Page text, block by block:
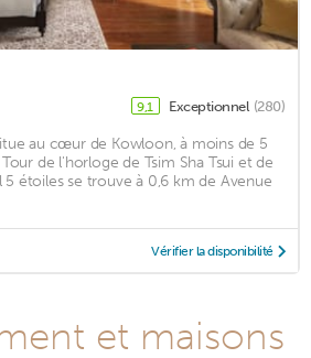
9,1 Exceptionnel (280)
au cœur de Kowloon, à moins de 5
de l'horloge de Tsim Sha Tsui et de
étoiles se trouve à 0,6 km de Avenue
Vérifier la disponibilité
et maisons